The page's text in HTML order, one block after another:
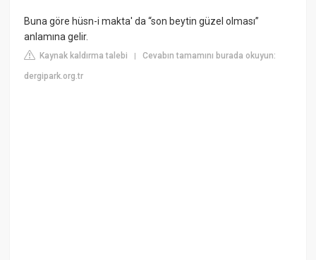
Buna göre hüsn-i makta' da “son beytin güzel olması”
anlamına gelir.
Kaynak kaldırma talebi |Cevabın tamamını burada okuyun:
dergipark.org.tr